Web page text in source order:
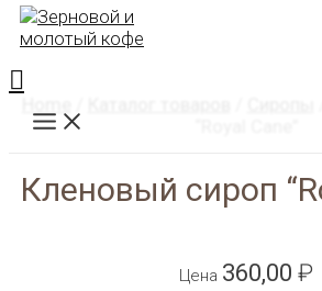
Перейти
Поиск
Main
Menu
Кленовый сироп
Цена 360,00 ₽